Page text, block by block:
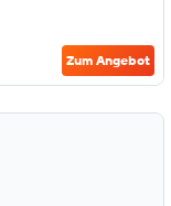
Zum Angebot